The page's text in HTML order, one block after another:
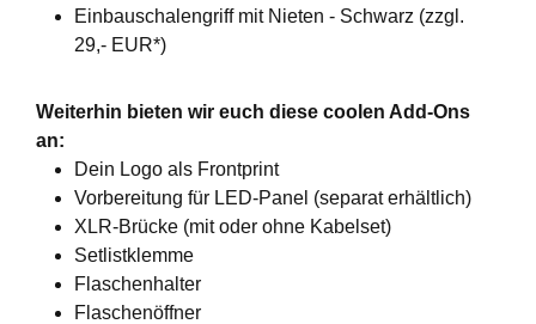
Einbauschalengriff mit Nieten - Schwarz (zzgl.
29,- EUR*)
Weiterhin bieten wir euch diese coolen Add-Ons
an:
Dein Logo als Frontprint
Vorbereitung für LED-Panel (separat erhältlich)
XLR-Brücke (mit oder ohne Kabelset)
Setlistklemme
Flaschenhalter
Flaschenöffner